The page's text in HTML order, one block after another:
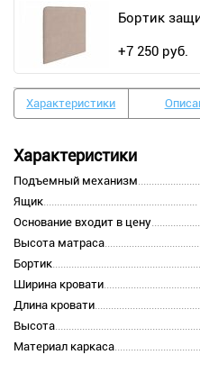
Бортик
+7 250 руб.
Характеристики
Характеристики
Подъемный механизм
Ящик
Основание входит в цену
Высота матраса
Бортик
Ширина кровати
Длина кровати
Высота
Материал каркаса